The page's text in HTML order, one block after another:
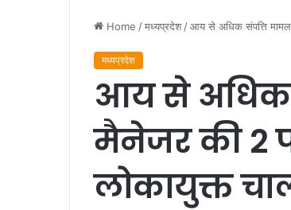
Home /मध्यप्रदेश /आय से अधिक संपत्ति
मध्यप्रदेश
आय से अधिक
मैनेजर की 2
लोकायुक्त